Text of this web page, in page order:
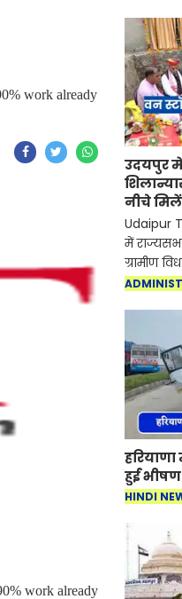
work already
work already
उदयपुर
नीचे
Udaipur
में
ग्रामीण
को जिले में
हुई भीषण
HINDI